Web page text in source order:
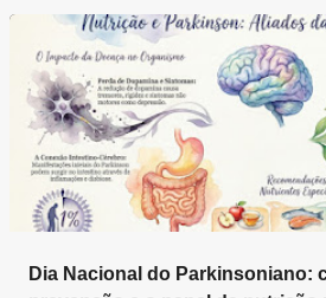
Dia Nacional do Parkinsoniano: